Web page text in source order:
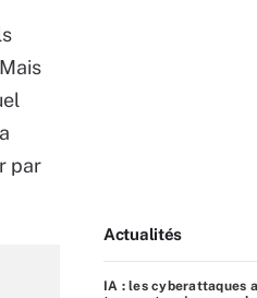
par
Actualités
IA : les cyberattaques